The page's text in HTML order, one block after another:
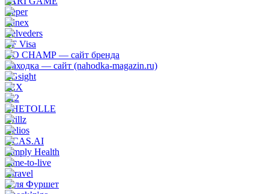
Reper
Silnex
Belveders
BF Visa
GO CHAMP — сайт бренда
Находка — сайт (nahodka-magazin.ru)
TGsight
1EX
412
CHETOLLE
Grillz
Helios
OCAS.AI
Simply Health
Time-to-live
Xtravel
А ля Фуршет